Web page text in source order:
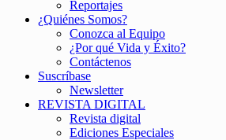
Reportajes
¿Quiénes Somos?
Conozca al Equipo
¿Por qué Vida y Éxito?
Contáctenos
Suscríbase
Newsletter
REVISTA DIGITAL
Revista digital
Ediciones Especiales